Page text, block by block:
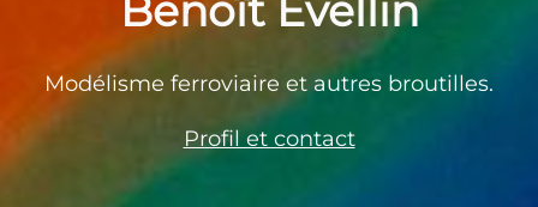
Modélisme ferroviaire et autres broutilles.
Profil et contact